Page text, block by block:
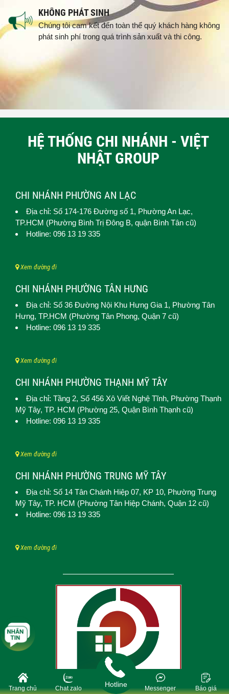
KHÔNG PHÁT SINH
Chúng tôi cam kết đến toàn thể quý khách hàng không
phát sinh phí trong quá trình sản xuất và thi công.
HỆ THỐNG CHI NHÁNH - VIỆT
NHẬT GROUP
CHI NHÁNH PHƯỜNG AN LẠC
Địa chỉ: Số 174-176 Đường số 1, Phường An Lạc,
TP.HCM (Phường Bình Trị Đông B, quận Bình Tân cũ)
Hotline: 096 13 19 335
Xem đường đi
CHI NHÁNH PHƯỜNG TÂN HƯNG
Địa chỉ: Số 36 Đường Nội Khu Hưng Gia 1, Phường Tân
Hưng, TP.HCM (Phường Tân Phong, Quận 7 cũ)
Hotline: 096 13 19 335
Xem đường đi
CHI NHÁNH PHƯỜNG THẠNH MỸ TÂY
Địa chỉ: Tầng 2, Số 456 Xô Viết Nghệ Tĩnh, Phường Thạnh
Mỹ Tây, TP. HCM (Phường 25, Quận Bình Thạnh cũ)
Hotline: 096 13 19 335
Xem đường đi
CHI NHÁNH PHƯỜNG TRUNG MỸ TÂY
Địa chỉ: Số 14 Tân Chánh Hiệp 07, KP 10, Phường Trung
Mỹ Tây, TP. HCM (Phường Tân Hiệp Chánh, Quận 12 cũ)
Hotline: 096 13 19 335
Xem đường đi
Trang chủ Chat zalo Báo giá
Messenger
Hotline